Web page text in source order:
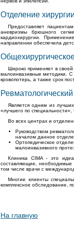
Отделение
Предоставляет
аневризмы брюшного
кардиохирургии.
направлении обеспечила
Широко применяет в
малоинвазивные методики. С
кровопотерь, а также срок
Является одним из
«лучшего по
Во всех центрах и
Руководством
началом данное
Ортопедическое
малоинвазивного
Клиника CIMA - это
составляющие, необходимые
том числе врачи с
Многие клиенты
комплексное обследование,
На главную